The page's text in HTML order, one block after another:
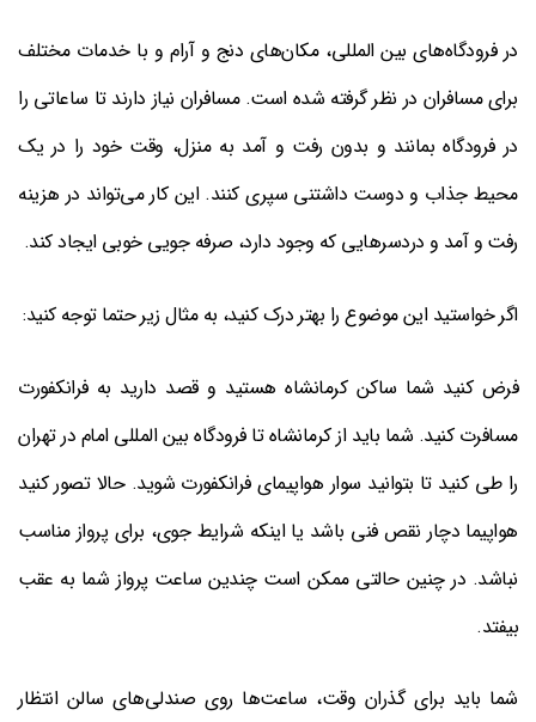
در فرودگاه‌های بین المللی، مکان‌های دنج و آرام و با خدمات مختلف
برای مسافران در نظر گرفته شده است. مسافران نیاز دارند تا ساعاتی را
در فرودگاه بمانند و بدون رفت و آمد به منزل، وقت خود را در یک
محیط جذاب و دوست داشتنی سپری کنند. این کار می‌تواند در هزینه
رفت و آمد و دردسرهایی که وجود دارد، صرفه جویی خوبی ایجاد کند.
اگر خواستید این موضوع را بهتر درک کنید، به مثال زیر حتما توجه کنید:
فرض کنید شما ساکن کرمانشاه هستید و قصد دارید به فرانکفورت
مسافرت کنید. شما باید از کرمانشاه تا فرودگاه بین المللی امام در تهران
را طی کنید تا بتوانید سوار هواپیمای فرانکفورت شوید. حالا تصور کنید
هواپیما دچار نقص فنی باشد یا اینکه شرایط جوی، برای پرواز مناسب
نباشد. در چنین حالتی ممکن است چندین ساعت پرواز شما به عقب
بیفتد.
شما باید برای گذران وقت، ساعت‌ها روی صندلی‌های سالن انتظار